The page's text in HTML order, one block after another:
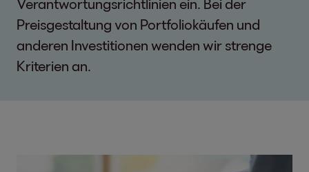
Verantwortungsrichtlinien ein. Bei der
Preisgestaltung von Portfoliokäufen und
anderen Investitionen wenden wir strenge
Kriterien an.